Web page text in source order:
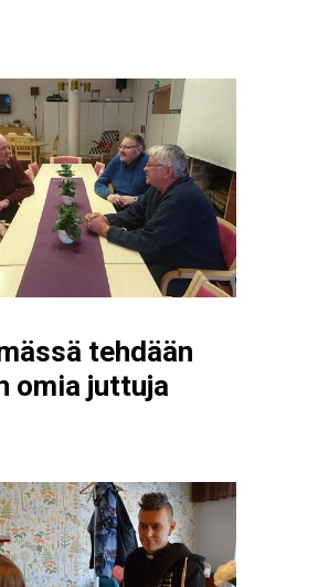
tehdään
omia juttuja